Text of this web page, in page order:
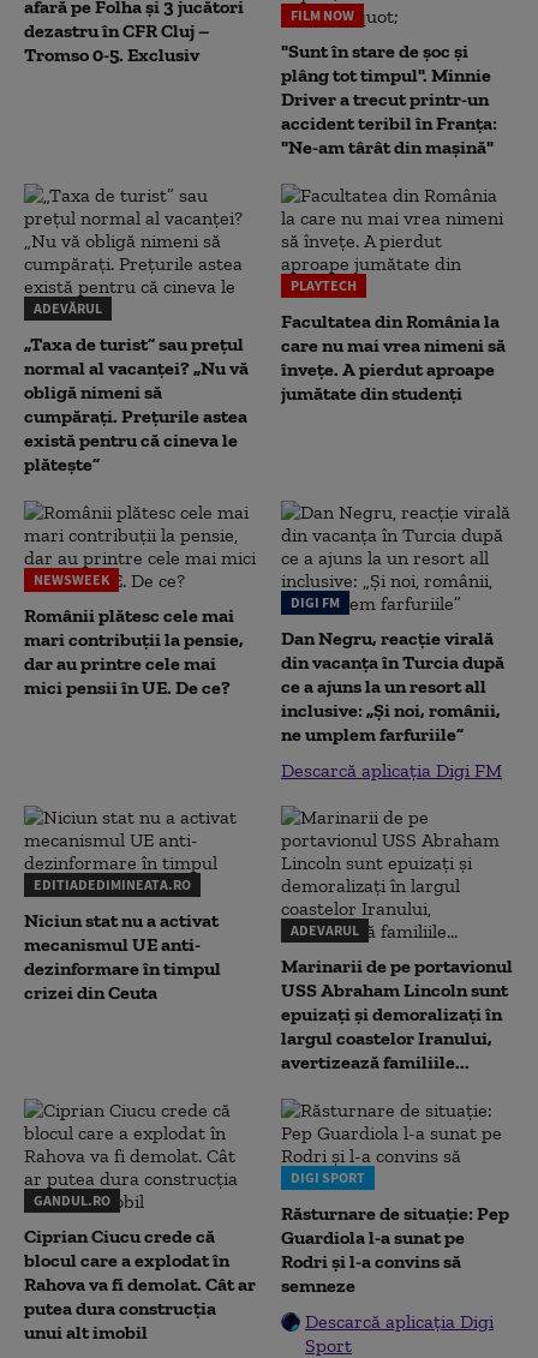
afară pe Folha și 3 jucători
dezastru în CFR Cluj –
Tromso 0-5. Exclusiv
FILM NOW
"Sunt în stare de șoc și
plâng tot timpul". Minnie
Driver a trecut printr-un
accident teribil în Franța:
"Ne-am târât din mașină"
ADEVĂRUL
„Taxa de turist” sau prețul
normal al vacanței? „Nu vă
obligă nimeni să
cumpărați. Prețurile astea
există pentru că cineva le
plătește”
PLAYTECH
Facultatea din România la
care nu mai vrea nimeni să
înveţe. A pierdut aproape
jumătate din studenţi
NEWSWEEK
Românii plătesc cele mai
mari contribuții la pensie,
dar au printre cele mai
mici pensii în UE. De ce?
DIGI FM
Dan Negru, reacție virală
din vacanța în Turcia după
ce a ajuns la un resort all
inclusive: „Și noi, românii,
ne umplem farfuriile”
Descarcă aplicația Digi FM
EDITIADEDIMINEATA.RO
Niciun stat nu a activat
mecanismul UE anti-
dezinformare în timpul
crizei din Ceuta
ADEVARUL
Marinarii de pe portavionul
USS Abraham Lincoln sunt
epuizați și demoralizați în
largul coastelor Iranului,
avertizează familiile...
GANDUL.RO
Ciprian Ciucu crede că
blocul care a explodat în
Rahova va fi demolat. Cât ar
putea dura construcția
unui alt imobil
DIGI SPORT
Răsturnare de situație: Pep
Guardiola l-a sunat pe
Rodri și l-a convins să
semneze
Descarcă aplicația Digi
Sport